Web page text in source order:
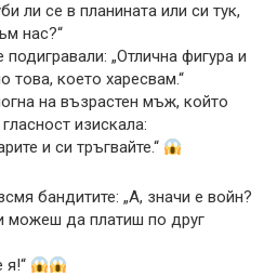
ли се в планината или си тук,
нас?“
„Отлична фигура и
това, което харесвам.“
на възрастен мъж, който
изискала:
и си тръгвайте.“
бандитите: „А, значи е войн?
можеш да платиш по друг
я!“